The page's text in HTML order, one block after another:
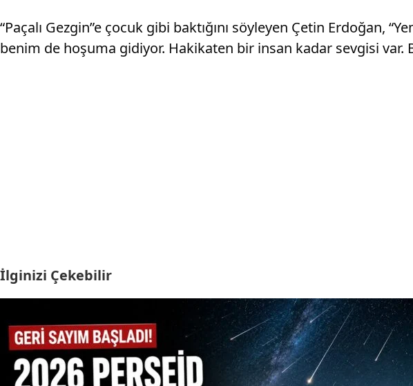
“Paçalı Gezgin”e çocuk gibi baktığını söyleyen Çetin Erdoğan,
benim de hoşuma gidiyor. Hakikaten bir insan kadar sevgisi var.
İlginizi Çekebilir